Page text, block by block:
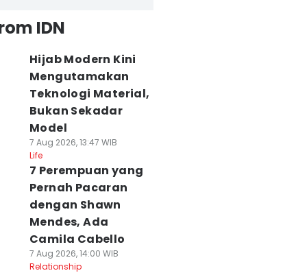
IDN
Hijab Modern Kini
Mengutamakan
Teknologi Material,
Bukan Sekadar
Model
7 Aug 2026, 13:47 WIB
Life
7 Perempuan yang
Pernah Pacaran
dengan Shawn
Mendes, Ada
Camila Cabello
7 Aug 2026, 14:00 WIB
Relationship